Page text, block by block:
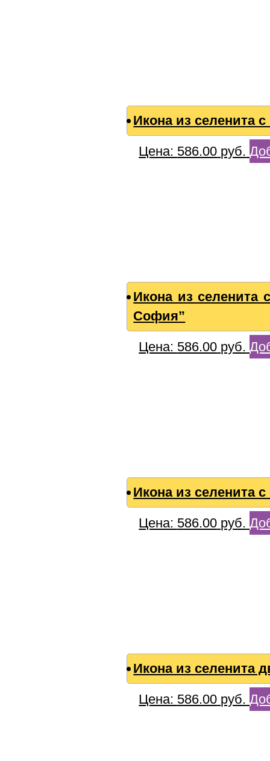
Икона из селенита
Цена: 586.00 руб.
Икона из
София”
Цена: 586.00 руб.
Икона из селенита
Цена: 586.00 руб.
Икона из селенита
Цена: 586.00 руб.